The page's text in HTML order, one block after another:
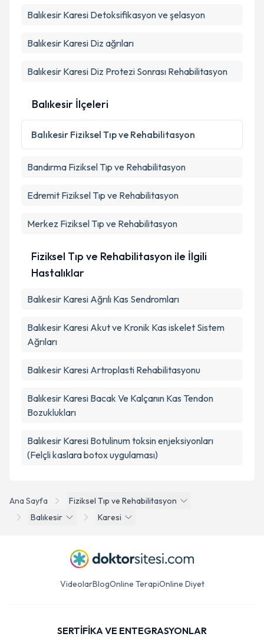
Kişisel verilerimin işlenmesine ilişkinAydınlatma
Takvim Talebini Gönder
Ana Sayfa
Fiziksel Tıp ve Rehabilitasyon
Balıkesir
Karesi
Balıkesir Karesi Detoksifikasyon ve şelasyon
Balıkesir Karesi Diz ağrıları
Balıkesir Karesi Diz Protezi Sonrası Rehabilitasyon
Balıkesir İlçeleri
Balıkesir Fiziksel Tıp ve Rehabilitasyon
Bandırma Fiziksel Tıp ve Rehabilitasyon
Edremit Fiziksel Tıp ve Rehabilitasyon
Merkez Fiziksel Tıp ve Rehabilitasyon
Fiziksel Tıp ve Rehabilitasyon ile İlgili
Hastalıklar
Balıkesir Karesi Ağrılı Kas Sendromları
Balıkesir Karesi Akut ve Kronik Kas iskelet Sistem
Ağrıları
Balıkesir Karesi Artroplasti Rehabilitasyonu
Balıkesir Karesi Bacak Ve Kalçanın Kas Tendon
Bozuklukları
Balıkesir Karesi Botulinum toksin enjeksiyonları
(Felçli kaslara botox uygulaması)
VideolarBlogOnline TerapiOnline Diyet
SERTİFİKA VE ENTEGRASYONLAR